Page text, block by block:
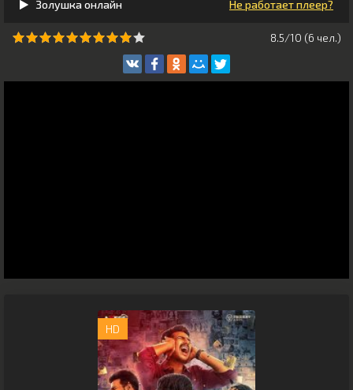
Золушка онлайн Не работает плеер?
8.5/10 (6 чeл.)
HD